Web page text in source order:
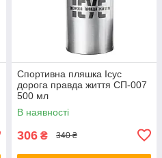
Спортивна пляшка Ісус
дорога правда життя СП-007
500 мл
В наявності
306 ₴ 340 ₴